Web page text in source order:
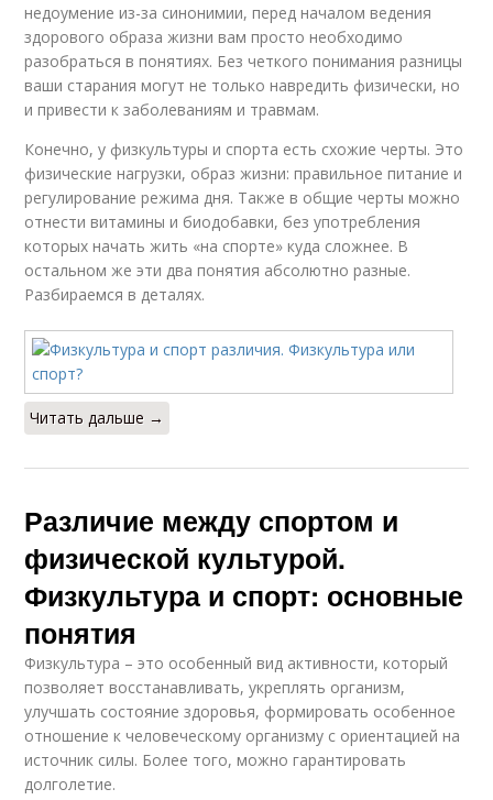
недоумение из-за синонимии, перед началом ведения
здорового образа жизни вам просто необходимо
разобраться в понятиях. Без четкого понимания разницы
ваши старания могут не только навредить физически, но
и привести к заболеваниям и травмам.
Конечно, у физкультуры и спорта есть схожие черты. Это
физические нагрузки, образ жизни: правильное питание и
регулирование режима дня. Также в общие черты можно
отнести витамины и биодобавки, без употребления
которых начать жить «на спорте» куда сложнее. В
остальном же эти два понятия абсолютно разные.
Разбираемся в деталях.
Читать дальше →
Различие между спортом и
физической культурой.
Физкультура и спорт: основные
понятия
Физкультура – это особенный вид активности, который
позволяет восстанавливать, укреплять организм,
улучшать состояние здоровья, формировать особенное
отношение к человеческому организму с ориентацией на
источник силы. Более того, можно гарантировать
долголетие.